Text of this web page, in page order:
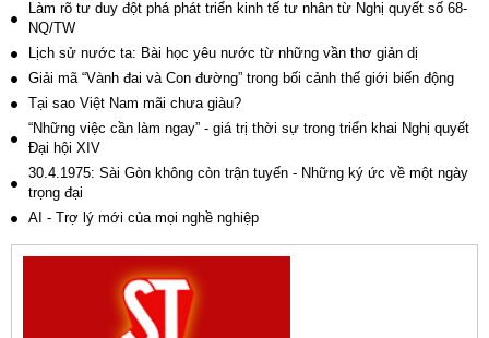
Làm rõ tư duy đột phá phát triển kinh tế tư nhân từ Nghị quyết số 68-
NQ/TW
Lịch sử nước ta: Bài học yêu nước từ những vần thơ giản dị
Giải mã “Vành đai và Con đường” trong bối cảnh thế giới biến động
Tại sao Việt Nam mãi chưa giàu?
“Những việc cần làm ngay” - giá trị thời sự trong triển khai Nghị quyết
Đại hội XIV
30.4.1975: Sài Gòn không còn trận tuyến - Những ký ức về một ngày
trọng đại
AI - Trợ lý mới của mọi nghề nghiệp